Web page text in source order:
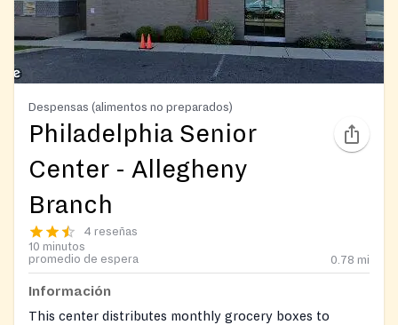
Despensas (alimentos no preparados)
Philadelphia Senior
Center - Allegheny
Branch
4 reseñas
10 minutos
promedio de espera
0.78 mi
Información
This center distributes monthly grocery boxes to